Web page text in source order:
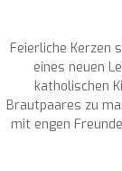
Feierliche Kerzen
eines neuen
katholischen
Brautpaares zu
mit engen